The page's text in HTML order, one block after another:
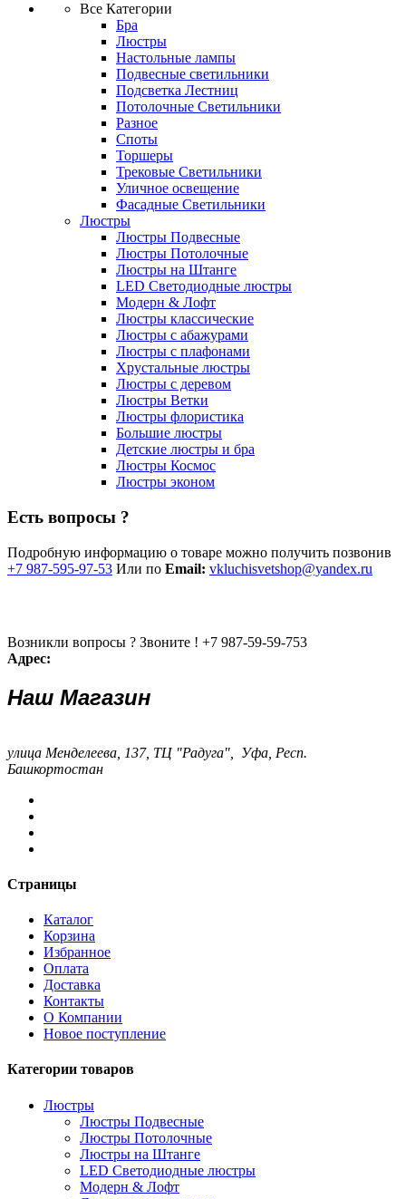
Все Категории
Бра
Люстры
Настольные лампы
Подвесные светильники
Подсветка Лестниц
Потолочные Светильники
Разное
Споты
Торшеры
Трековые Светильники
Уличное освещение
Фасадные Светильники
Люстры
Люстры Подвесные
Люстры Потолочные
Люстры на Штанге
LED Светодиодные люстры
Модерн & Лофт
Люстры классические
Люстры с абажурами
Люстры с плафонами
Хрустальные люстры
Люстры с деревом
Люстры Ветки
Люстры флористика
Большие люстры
Детские люстры и бра
Люстры Космос
Люстры эконом
Есть вопросы ?
Подробную информацию о товаре можно получить позвонив
+7 987-595-97-53 Или по Email: vkluchisvetshop@yandex.ru
Возникли вопросы ? Звоните ! +7 987-59-59-753
Адрес:
Наш Магазин
улица Менделеева, 137, ТЦ "Радуга", Уфа, Респ.
Башкортостан
Страницы
Каталог
Корзина
Избранное
Оплата
Доставка
Контакты
О Компании
Новое поступление
Категории товаров
Люстры
Люстры Подвесные
Люстры Потолочные
Люстры на Штанге
LED Светодиодные люстры
Модерн & Лофт